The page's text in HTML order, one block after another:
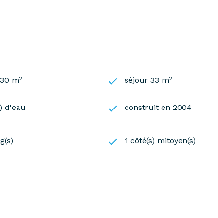
m² séjour 33 m²
d'eau construit en 2004
1 côté(s) mitoyen(s)